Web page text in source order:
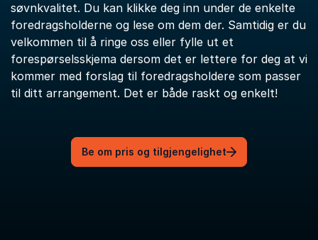
søvnkvalitet. Du kan klikke deg inn under de enkelte
foredragsholderne og lese om dem der. Samtidig er du
velkommen til å ringe oss eller fylle ut et
forespørselsskjema dersom det er lettere for deg at vi
kommer med forslag til foredragsholdere som passer
til ditt arrangement. Det er både raskt og enkelt!
Be om pris og tilgjengelighet